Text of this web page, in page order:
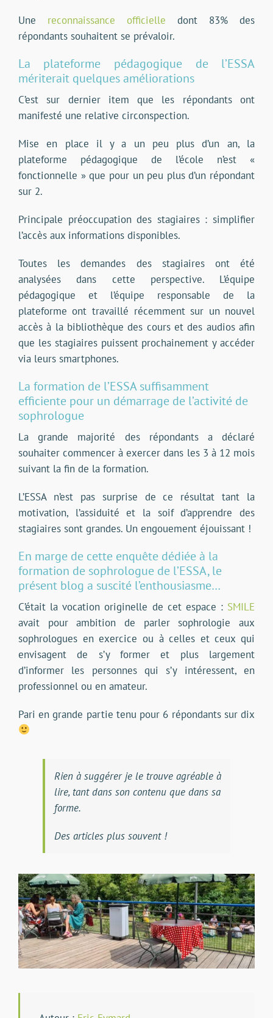
Une reconnaissance officielle dont 83% des
répondants souhaitent se prévaloir.
La plateforme pédagogique de l’ESSA
mériterait quelques améliorations
C’est sur dernier item que les répondants ont
manifesté une relative circonspection.
Mise en place il y a un peu plus d’un an, la
plateforme pédagogique de l’école n’est «
fonctionnelle » que pour un peu plus d’un répondant
sur 2.
Principale préoccupation des stagiaires : simplifier
l’accès aux informations disponibles.
Toutes les demandes des stagiaires ont été
analysées dans cette perspective. L’équipe
pédagogique et l’équipe responsable de la
plateforme ont travaillé récemment sur un nouvel
accès à la bibliothèque des cours et des audios afin
que les stagiaires puissent prochainement y accéder
via leurs smartphones.
La formation de l’ESSA suffisamment
efficiente pour un démarrage de l’activité de
sophrologue
La grande majorité des répondants a déclaré
souhaiter commencer à exercer dans les 3 à 12 mois
suivant la fin de la formation.
L’ESSA n’est pas surprise de ce résultat tant la
motivation, l’assiduité et la soif d’apprendre des
stagiaires sont grandes. Un engouement éjouissant !
En marge de cette enquête dédiée à la
formation de sophrologue de l’ESSA, le
présent blog a suscité l’enthousiasme…
C’était la vocation originelle de cet espace : SMILE
avait pour ambition de parler sophrologie aux
sophrologues en exercice ou à celles et ceux qui
envisagent de s’y former et plus largement
d’informer les personnes qui s’y intéressent, en
professionnel ou en amateur.
Pari en grande partie tenu pour 6 répondants sur dix
Rien à suggérer je le trouve agréable à
lire, tant dans son contenu que dans sa
forme.
Des articles plus souvent !